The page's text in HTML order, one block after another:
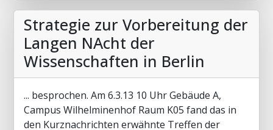
Strategie zur Vorbereitung der
Langen NAcht der
Wissenschaften in Berlin
... besprochen. Am 6.3.13 10 Uhr Gebäude A,
Campus Wilhelminenhof Raum K05 fand das in
den Kurznachrichten erwähnte Treffen der